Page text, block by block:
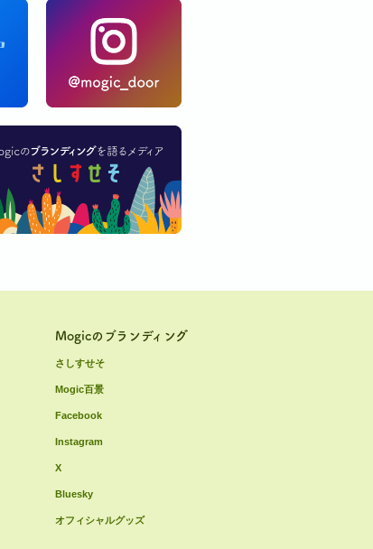
Mogicのブランディング
さしすせそ
Mogic百景
Facebook
Instagram
X
Bluesky
オフィシャルグッズ